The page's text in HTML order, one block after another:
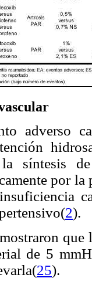
adverso
síntesis
por la
2).
de 5
25).